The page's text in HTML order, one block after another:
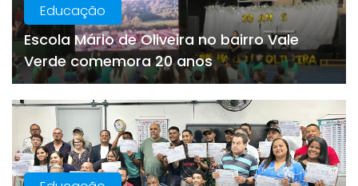
Educação
Escola Mário de Oliveira no bairro Vale
Verde comemora 20 anos